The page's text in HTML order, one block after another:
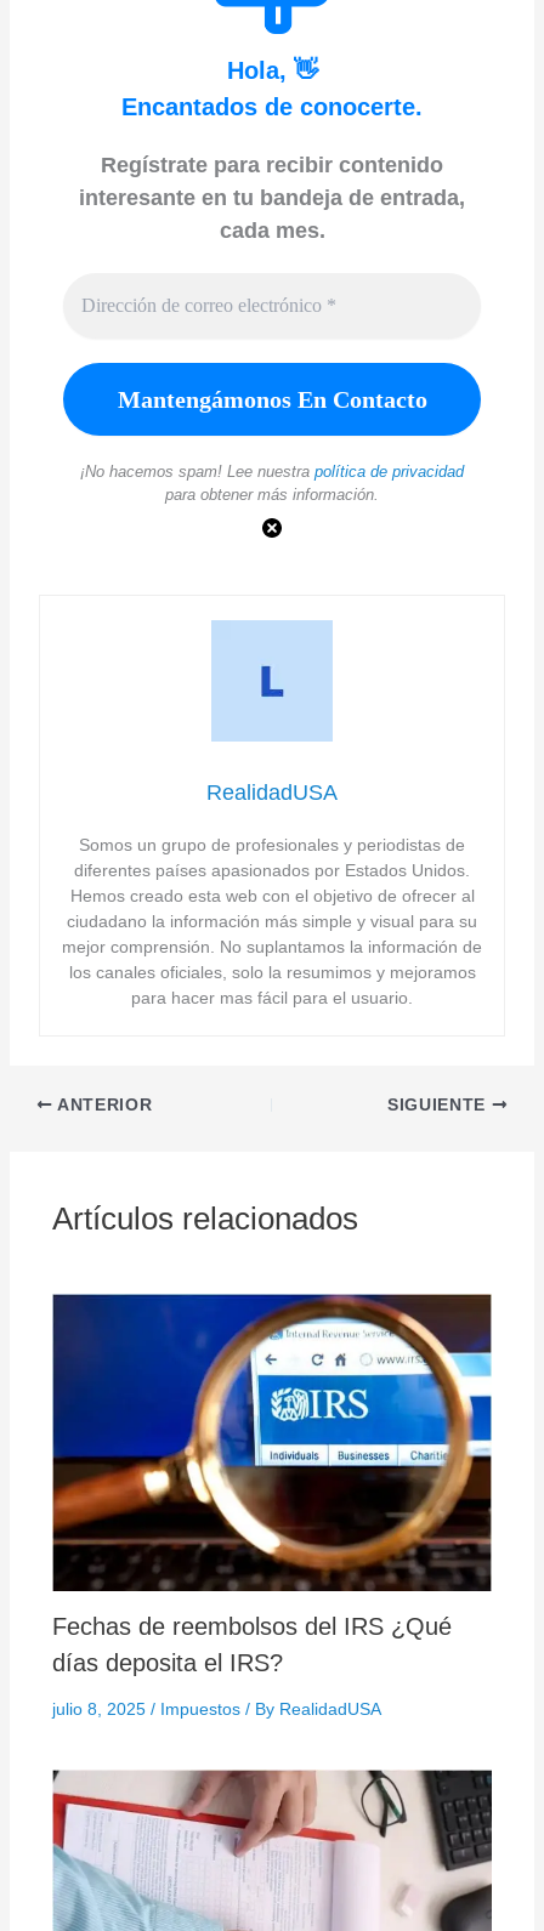
Hola, 👋
Encantados de conocerte.
Regístrate para recibir contenido
interesante en tu bandeja de entrada,
cada mes.
¡No hacemos spam! Lee nuestra política de privacidad
para obtener más información.
RealidadUSA
Somos un grupo de profesionales y periodistas de
diferentes países apasionados por Estados Unidos.
Hemos creado esta web con el objetivo de ofrecer al
ciudadano la información más simple y visual para su
mejor comprensión. No suplantamos la información de
los canales oficiales, solo la resumimos y mejoramos
para hacer mas fácil para el usuario.
ANTERIOR SIGUIENTE
Artículos relacionados
Fechas de reembolsos del IRS ¿Qué
días deposita el IRS?
julio 8, 2025 / Impuestos/ By RealidadUSA